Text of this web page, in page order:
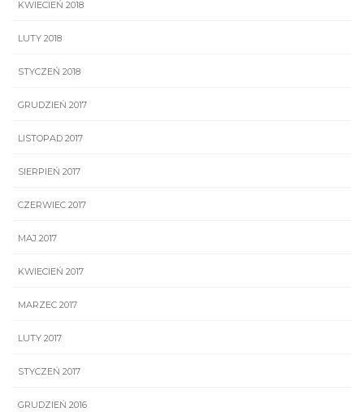
KWIECIEŃ 2018
LUTY 2018
STYCZEŃ 2018
GRUDZIEŃ 2017
LISTOPAD 2017
SIERPIEŃ 2017
CZERWIEC 2017
MAJ 2017
KWIECIEŃ 2017
MARZEC 2017
LUTY 2017
STYCZEŃ 2017
GRUDZIEŃ 2016